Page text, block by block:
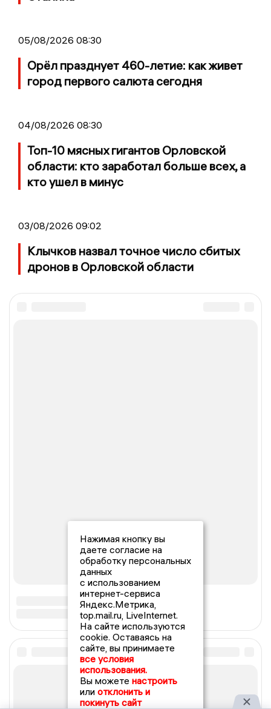
05/08/2026 08:30
Орёл празднует 460-летие: как живет
город первого салюта сегодня
04/08/2026 08:30
Топ-10 мясных гигантов Орловской
области: кто заработал больше всех, а
кто ушел в минус
03/08/2026 09:02
Клычков назвал точное число сбитых
дронов в Орловской области
Нажимая кнопку вы
даете согласие на
обработку персональных
данных
с использованием
интернет-сервиса
Яндекс.Метрика,
top.mail.ru, LiveInternet.
На сайте используются
cookie. Оставаясь на
сайте, вы принимаете
все условия
использования.
Вы можете настроить
или отклонить и
покинуть сайт